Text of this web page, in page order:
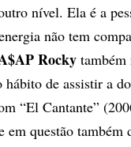
nível. Ela é a
não tem
Rocky também
de assistir a
“El Cantante”
questão também